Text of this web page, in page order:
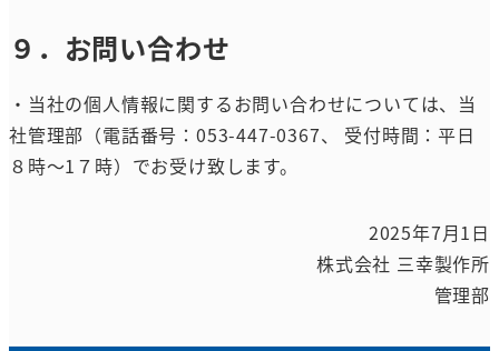
９．お問い合わせ
・当社の個人情報に関するお問い合わせについては、当
社管理部（電話番号：053-447-0367、 受付時間：平日
８時～1７時）でお受け致します。
2025年7月1日
株式会社 三幸製作所
管理部